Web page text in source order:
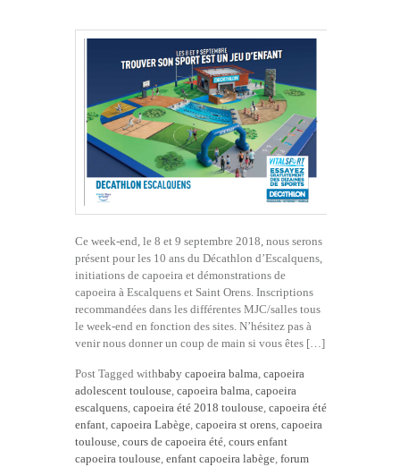
Ce week-end, le 8 et 9 septembre 2018, nous serons
présent pour les 10 ans du Décathlon d’Escalquens,
initiations de capoeira et démonstrations de
capoeira à Escalquens et Saint Orens. Inscriptions
recommandées dans les différentes MJC/salles tous
le week-end en fonction des sites. N’hésitez pas à
venir nous donner un coup de main si vous êtes […]
Post Tagged withbaby capoeira balma, capoeira
adolescent toulouse, capoeira balma, capoeira
escalquens, capoeira été 2018 toulouse, capoeira été
enfant, capoeira Labège, capoeira st orens, capoeira
toulouse, cours de capoeira été, cours enfant
capoeira toulouse, enfant capoeira labège, forum